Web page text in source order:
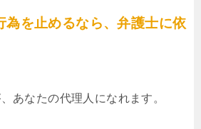
為を止めるなら、弁護士に依
あなたの代理人になれます。